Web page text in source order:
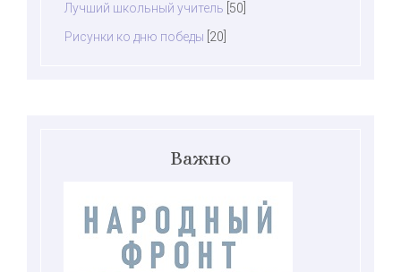
Лучший школьный учитель [50]
Рисунки ко дню победы [20]
Важно